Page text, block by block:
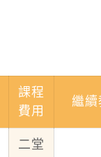
課程
費用
繼
二堂